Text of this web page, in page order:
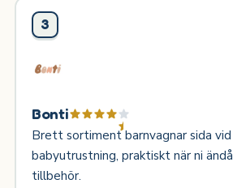
3
Bonti
Brett sortiment barnvagnar sida vid
babyutrustning, praktiskt när ni
tillbehör.